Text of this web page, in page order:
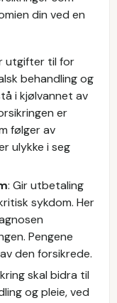
din ved en
utgifter til for
behandling og
i kjølvannet av
er
følger av
ulykke i seg
: Gir utbetaling
sykdom. Her
Pengene
den forsikrede.
skal bidra til
og pleie, ved